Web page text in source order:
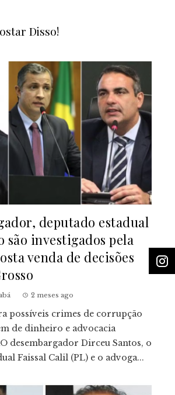
Disso!
deputado estadual
são investigados pela
venda de decisões
2 meses ago
possíveis crimes de corrupção
de dinheiro e advocacia
desembargador Dirceu Santos, o
Faissal Calil (PL) e o advoga...